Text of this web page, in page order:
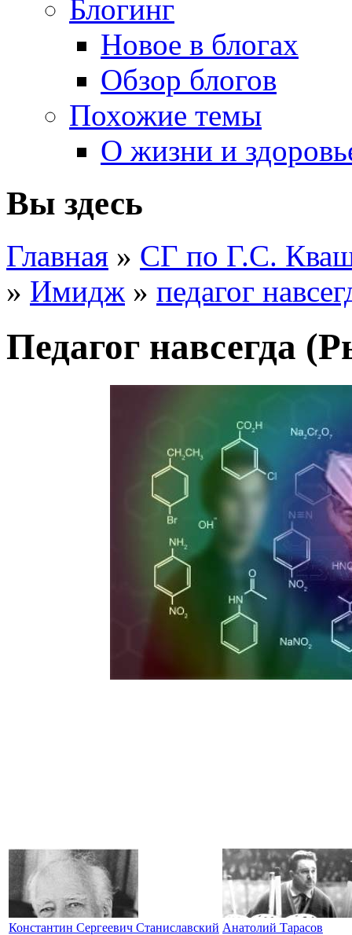
Блогинг
Новое в блогах
Обзор блогов
Похожие темы
О жизни и
Вы здесь
Главная » СГ по Г.С.
» Имидж » педагог
Педагог навсегда
Константин Сергеевич Станиславский Анатолий Тарасов